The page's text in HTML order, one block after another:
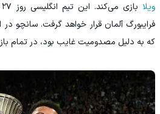
ویلا
فرایبورگ آلمان قرار خواهد گرفت. سانچو
که به دلیل مصدومیت غایب بود، در تمام